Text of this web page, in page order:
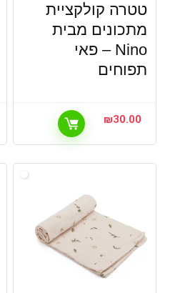
טטרה קולקציית
מתכונים מבית
Nino – פאי
תפוחים
₪30.00